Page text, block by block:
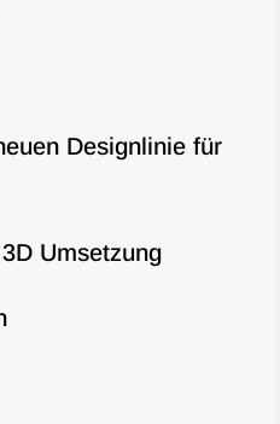
Designlinie für
Umsetzung